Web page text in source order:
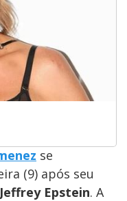
se
(9) após seu
Jeffrey Epstein. A